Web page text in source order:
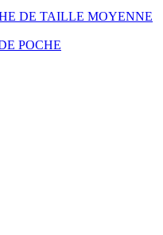
DE TAILLE MOYENNE
POCHE